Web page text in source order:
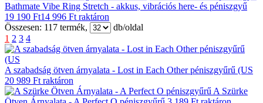
Bathmate Vibe Ring Stretch - akkus, vibrációs here- és péniszgyű
19 190 Ft14 996 Ft raktáron
Összesen: 117 termék,
db/oldal
1 2 3 4
A szabadság ötven árnyalata - Lost in Each Other péniszgyűrű (US
20 989 Ft raktáron
A Szürke